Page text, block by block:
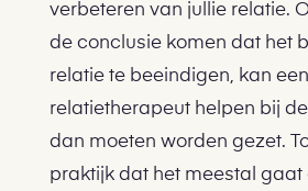
verbeteren van jullie relatie.
de conclusie komen dat het
relatie te beeindigen, kan een
relatietherapeut helpen bij
dan moeten worden gezet.
praktijk dat het meestal gaat